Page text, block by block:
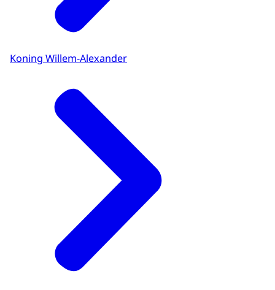
Koning Willem-Alexander